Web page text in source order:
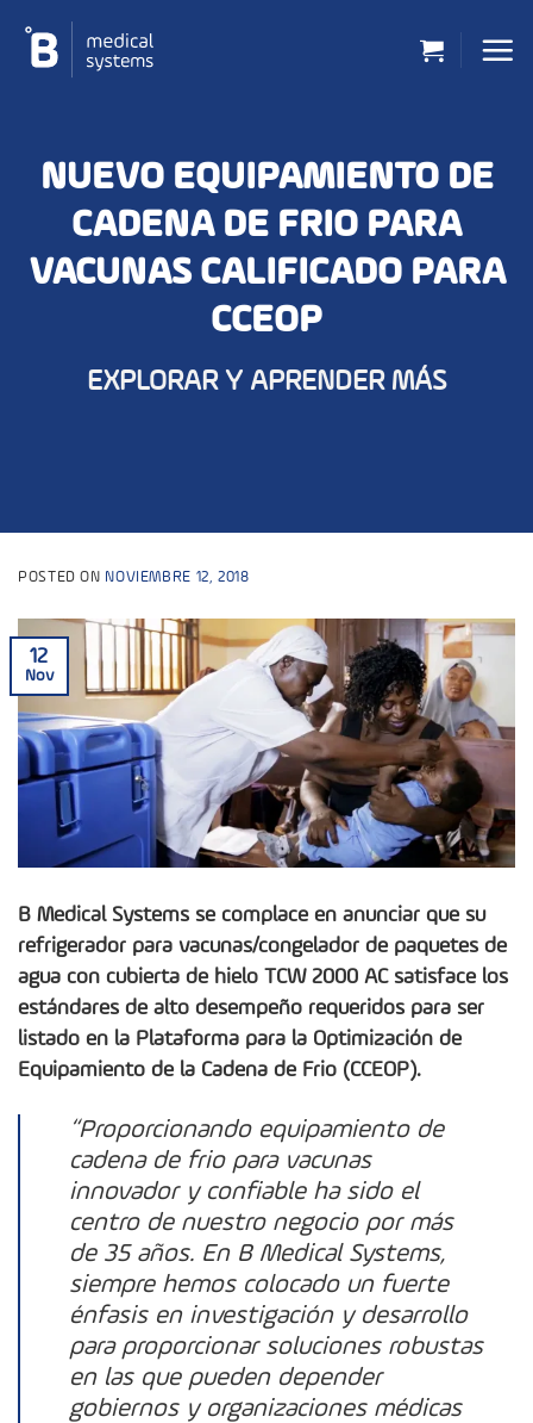
contenido
NUEVO EQUIPAMIENTO DE
CADENA DE FRIO PARA
VACUNAS CALIFICADO PARA
CCEOP
EXPLORAR Y APRENDER MÁS
POSTED ON NOVIEMBRE 12, 2018
12
Nov
B Medical Systems se complace en anunciar que su
refrigerador para vacunas/congelador de paquetes de
agua con cubierta de hielo TCW 2000 AC satisface los
estándares de alto desempeño requeridos para ser
listado en la Plataforma para la Optimización de
Equipamiento de la Cadena de Frio (CCEOP).
“Proporcionando equipamiento de
cadena de frio para vacunas
innovador y confiable ha sido el
centro de nuestro negocio por más
de 35 años. En B Medical Systems,
siempre hemos colocado un fuerte
énfasis en investigación y desarrollo
para proporcionar soluciones robustas
en las que pueden depender
gobiernos y organizaciones médicas